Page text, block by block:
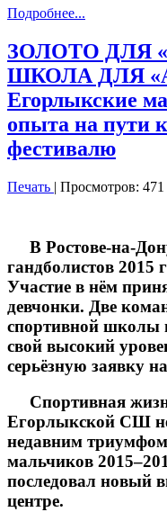
Подробнее...
ЗОЛОТО ДЛЯ
ШКОЛА ДЛЯ
Егорлыкские
опыта на пути
фестивалю
Печать | Просмотров: 471
В Ростове-на-
гандболистов 2015
Участие в нём
девчонки. Две
спортивной школы
свой высокий
серьёзную заявку
Спортивная
Егорлыкской СШ не
недавним триумфом
мальчиков
последовал новый
центре.